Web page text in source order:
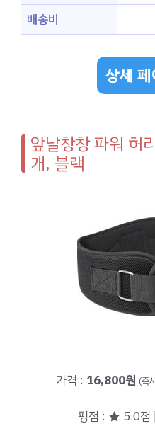
배송비
상세
앞날창창 파워 허
개, 블랙
가격 : 16,800원 (즉
평점 : ★ 5.0점